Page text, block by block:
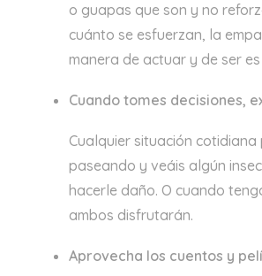
o guapas que son y no
cuánto se esfuerzan, la
manera de actuar y de ser
Cuando tomes decisiones,
Cualquier situación
paseando y veáis algún
hacerle daño. O cuando
ambos disfrutarán.
Aprovecha los cuentos y